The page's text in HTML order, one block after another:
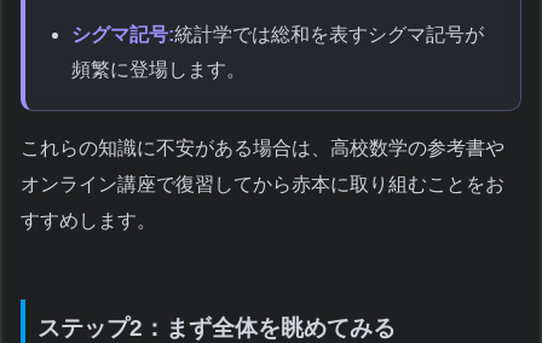
シグマ記号:統計学では総和を表すシグマ記号が
頻繁に登場します。
これらの知識に不安がある場合は、高校数学の参考書や
オンライン講座で復習してから赤本に取り組むことをお
すすめします。
ステップ2：まず全体を眺めてみる